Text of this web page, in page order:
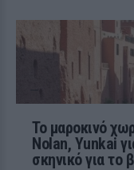
Το μαροκινό
Nolan, Yunkai
σκηνικό για το